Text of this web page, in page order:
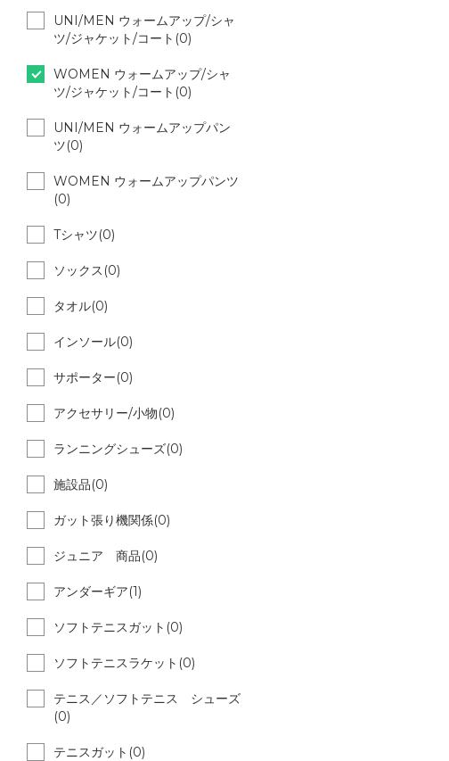
UNI/MEN ウォームアップ/シャ
ツ/ジャケット/コート(0)
WOMEN ウォームアップ/シャ
ツ/ジャケット/コート(0)
UNI/MEN ウォームアップパン
ツ(0)
WOMEN ウォームアップパンツ
(0)
Tシャツ(0)
ソックス(0)
タオル(0)
インソール(0)
サポーター(0)
アクセサリー/小物(0)
ランニングシューズ(0)
施設品(0)
ガット張り機関係(0)
ジュニア 商品(0)
アンダーギア(1)
ソフトテニスガット(0)
ソフトテニスラケット(0)
テニス／ソフトテニス シューズ
(0)
テニスガット(0)